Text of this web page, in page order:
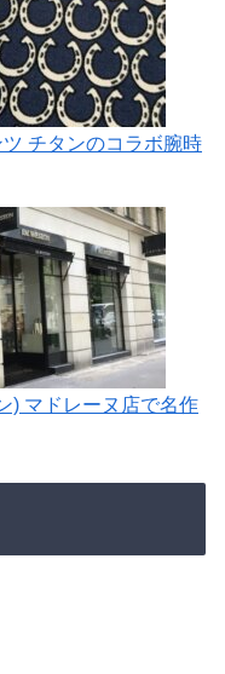
チタンのコラボ腕時
) マドレーヌ店で名作